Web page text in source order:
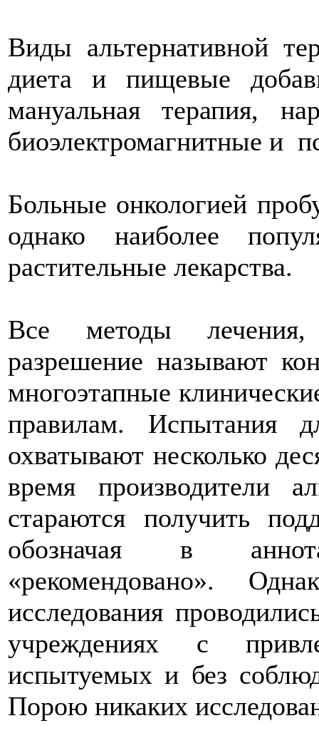
Виды альтернативной
диета и пищевые
мануальная терапия,
биоэлектромагнитные и
Больные онкологией
однако наиболее
растительные лекарства.
Все методы лечения,
разрешение называют
многоэтапные
правилам. Испытания
охватывают несколько
время производители
стараются получить
обозначая в
«рекомендовано».
исследования
учреждениях с
испытуемых и без
Порою никаких